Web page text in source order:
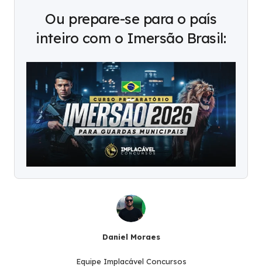
Ou prepare-se para o país
inteiro com o Imersão Brasil:
Daniel Moraes
Equipe Implacável Concursos